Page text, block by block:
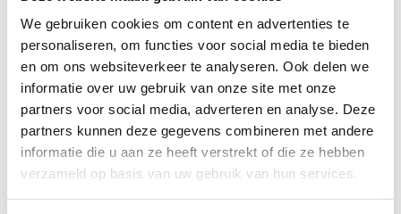
We gebruiken cookies om content en advertenties te
personaliseren, om functies voor social media te bieden
en om ons websiteverkeer te analyseren. Ook delen we
informatie over uw gebruik van onze site met onze
partners voor social media, adverteren en analyse. Deze
partners kunnen deze gegevens combineren met andere
informatie die u aan ze heeft verstrekt of die ze hebben
verzameld op basis van uw gebruik van hun services.
opties:
Voetenring, ipv ringmechanisme onder de zitting
Voetbediening, onder de poot
Balansmechanische, voor een dynamisch mee bewegende zitting
Onbelast geremede wielen van Ø50cm
Onbelast geremede wielen van Ø65cm